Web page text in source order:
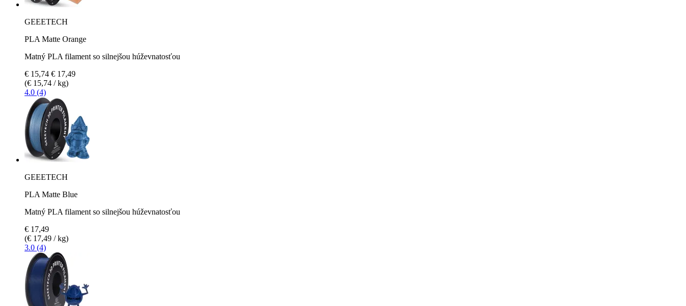
GEEETECH
PLA Matte Orange
Matný PLA filament so silnejšou húževnatosťou
€ 15,74 € 17,49
(€ 15,74 / kg)
4.0 (4)
GEEETECH
PLA Matte Blue
Matný PLA filament so silnejšou húževnatosťou
€ 17,49
(€ 17,49 / kg)
3.0 (4)